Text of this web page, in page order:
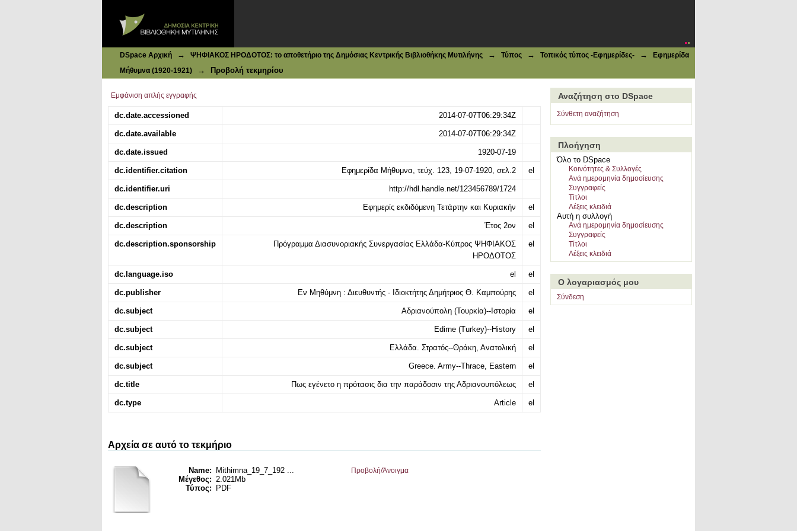
DSpace Αρχική → ΨΗΦΙΑΚΟΣ ΗΡΟΔΟΤΟΣ: το αποθετήριο της Δημόσιας Κεντρικής Βιβλιοθήκης Μυτιλήνης → Τύπος → Τοπικός τύπος -Εφημερίδες- →
Εφημερίδα
Μήθυμνα (1920-1921)
→ Προβολή τεκμηρίου
Εμφάνιση απλής εγγραφής
dc.date.accessioned 2014-07-07T06:29:34Z
dc.date.available 2014-07-07T06:29:34Z
dc.date.issued 1920-07-19
dc.identifier.citation Εφημερίδα Μήθυμνα, τεύχ. 123, 19-07-1920, σελ.2 el
dc.identifier.uri http://hdl.handle.net/123456789/1724
dc.description Εφημερίς εκδιδόμενη Τετάρτην και Κυριακήν el
dc.description Έτος 2ον el
dc.description.sponsorship
Πρόγραμμα Διασυνοριακής Συνεργασίας Ελλάδα-Κύπρος ΨΗΦΙΑΚΟΣ
ΗΡΟΔΟΤΟΣ
el
dc.language.iso el el
dc.publisher Εν Μηθύμνη : Διευθυντής - Ιδιοκτήτης Δημήτριος Θ. Καμπούρης el
dc.subject Αδριανούπολη (Τουρκία)--Ιστορία el
dc.subject Edirne (Turkey)--History el
dc.subject Ελλάδα. Στρατός--Θράκη, Ανατολική el
dc.subject Greece. Army--Thrace, Eastern el
dc.title Πως εγένετο η πρότασις δια την παράδοσιν της Αδριανουπόλεως el
dc.type Article el
Αρχεία σε αυτό το τεκμήριο
Name:
Mithimna_19_7_192 ...
Μέγεθος: 2.021Mb
Τύπος:
PDF
Προβολή/Άνοιγμα
Αναζήτηση στο DSpace
Σύνθετη αναζήτηση
Πλοήγηση
Όλο το DSpace
Κοινότητες & Συλλογές
Ανά ημερομηνία δημοσίευσης
Συγγραφείς
Τίτλοι
Λέξεις κλειδιά
Αυτή η συλλογή
Ανά ημερομηνία δημοσίευσης
Συγγραφείς
Τίτλοι
Λέξεις κλειδιά
Ο λογαριασμός μου
Σύνδεση